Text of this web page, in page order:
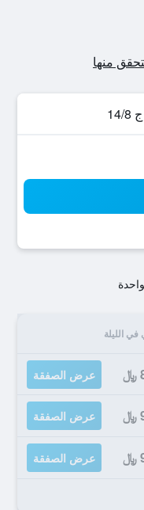
ج 14/8
في الليلة
عرض الصفقة
عرض الصفقة
عرض الصفقة